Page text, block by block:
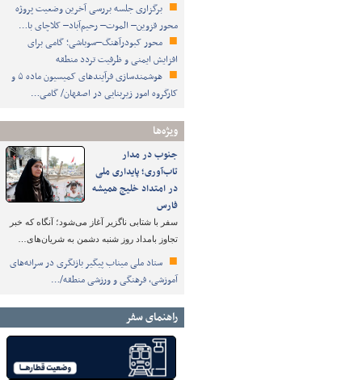
برگزاری جلسه بررسی آخرین وضعیت پروژه
محور قزوین– الموت– رحیم‌آباد– کلاچای با…
محور کبودرآهنگ–سوباشی؛ گامی برای
افزایش ایمنی و ظرفیت تردد منطقه
هوشمندسازی فرآیندهای کمیسیون ماده ۵ و
کارگروه امور زیربنایی در اصفهان/ گامی…
ویژه‌ها
جنوب در مدار
تاب‌آوری؛ پایداری ملی
در امتداد خلیج همیشه
فارس
سفر با شتابی ناگزیر آغاز می‌شود؛ آنگاه که خبر
تجاوز بامداد روز شنبه دشمن به شریان‌های…
ستاد ملی میناب پیگیر بازنگری در سرانه‌های
آموزشی، فرهنگی و ورزشی منطقه/…
راهنمای سفر